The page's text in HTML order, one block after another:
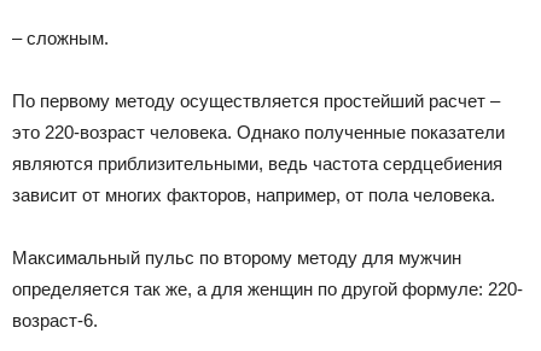
– сложным.
По первому методу осуществляется простейший расчет –
это 220-возраст человека. Однако полученные показатели
являются приблизительными, ведь частота сердцебиения
зависит от многих факторов, например, от пола человека.
Максимальный пульс по второму методу для мужчин
определяется так же, а для женщин по другой формуле: 220-
возраст-6.